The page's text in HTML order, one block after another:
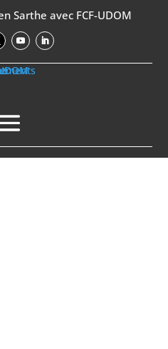
Sarthe avec FCF-UDOM